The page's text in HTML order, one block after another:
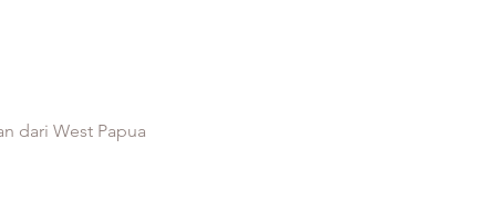
dari West Papua